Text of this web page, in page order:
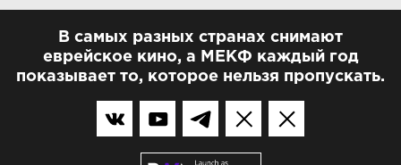
В самых разных странах снимают
еврейское кино, а МЕКФ каждый год
показывает то, которое нельзя пропускать.